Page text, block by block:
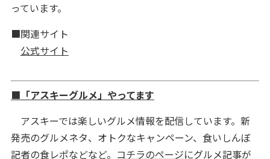
っています。
■関連サイト
公式サイト
■「アスキーグルメ」やってます
アスキーでは楽しいグルメ情報を配信しています。新
発売のグルメネタ、オトクなキャンペーン、食いしんぼ
記者の食レポなどなど。 コチラのページにグルメ記事が